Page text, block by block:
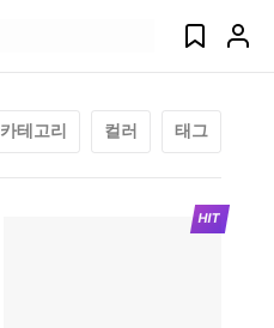
카테고리 컬러 태그